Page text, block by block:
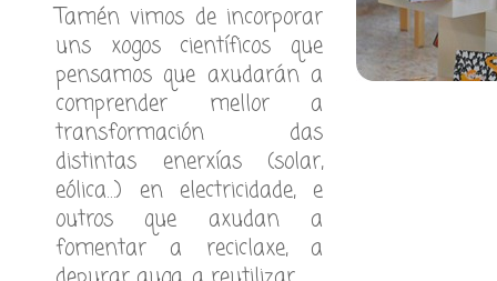
Tamén vimos de incorporar
uns xogos científicos que
pensamos que axudarán a
comprender mellor a
transformación das
distintas enerxías (solar,
eólica…) en electricidade, e
outros que axudan a
fomentar a reciclaxe, a